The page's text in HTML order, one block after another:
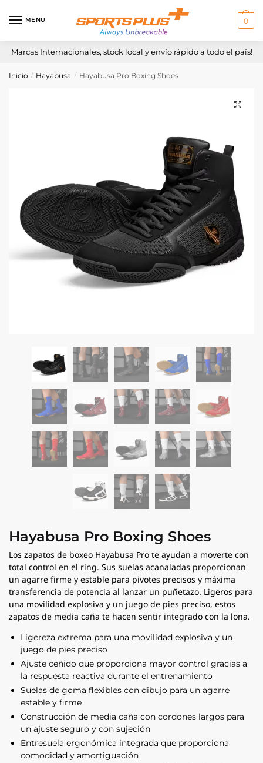
MENU 0
Marcas Internacionales, stock local y envío rápido a todo el país!
Inicio / Hayabusa / Hayabusa Pro Boxing Shoes
Hayabusa Pro Boxing Shoes
Los zapatos de boxeo Hayabusa Pro te ayudan a moverte con
total control en el ring. Sus suelas acanaladas proporcionan
un agarre firme y estable para pivotes precisos y máxima
transferencia de potencia al lanzar un puñetazo. Ligeros para
una movilidad explosiva y un juego de pies preciso, estos
zapatos de media caña te hacen sentir integrado con la lona.
Ligereza extrema para una movilidad explosiva y un
juego de pies preciso
Ajuste ceñido que proporciona mayor control gracias a
la respuesta reactiva durante el entrenamiento
Suelas de goma flexibles con dibujo para un agarre
estable y firme
Construcción de media caña con cordones largos para
un ajuste seguro y con sujeción
Entresuela ergonómica integrada que proporciona
comodidad y amortiguación